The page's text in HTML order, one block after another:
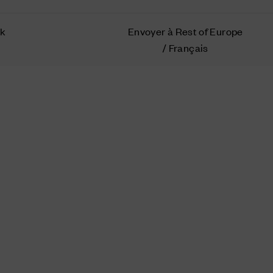
Envoyer à Rest of Europe
/ Français